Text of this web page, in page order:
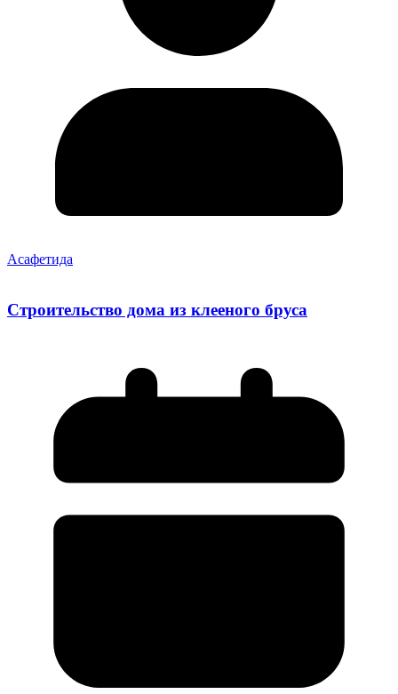
Асафетида
Строительство дома из клееного бруса